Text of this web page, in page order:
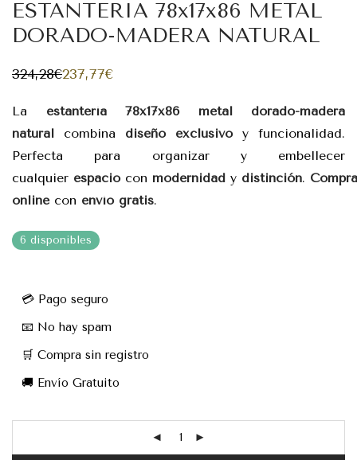
ESTANTERIA 78x17x86 METAL
DORADO-MADERA NATURAL
324,28€
El
era:
237,77€
El
es:
La estantería 78x17x86 metal dorado-madera
natural combina diseño exclusivoy funcionalidad.
Perfecta para organizar y embellecer
cualquier espaciocon modernidad y distinción. Compra
onlinecon envío gratis.
6 disponibles
💳 Pago seguro
📧 No hay spam
🛒 Compra sin registro
🚚 Envío Gratuito